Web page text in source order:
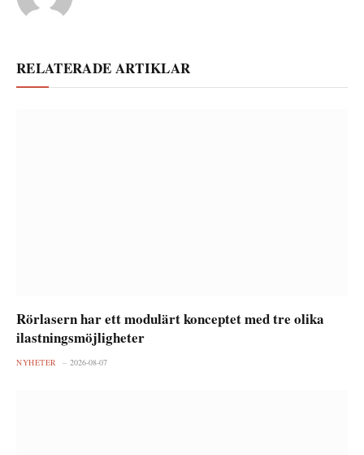
RELATERADE ARTIKLAR
Rörlasern har ett modulärt konceptet med tre olika
ilastningsmöjligheter
NYHETER 2026-08-07